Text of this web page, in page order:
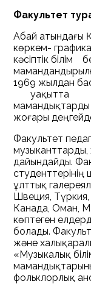
Факультет
Абай атындағы
көркем-
кәсіптік
1969 жылдан
уақытта
мамандықтарды
жоғары
Факультет
музыканттарды,
дайындайды.
ұлттық
Швеция,
Канада, Оман,
көптеген
болады.
және
«Музыкалық
фольклорлық